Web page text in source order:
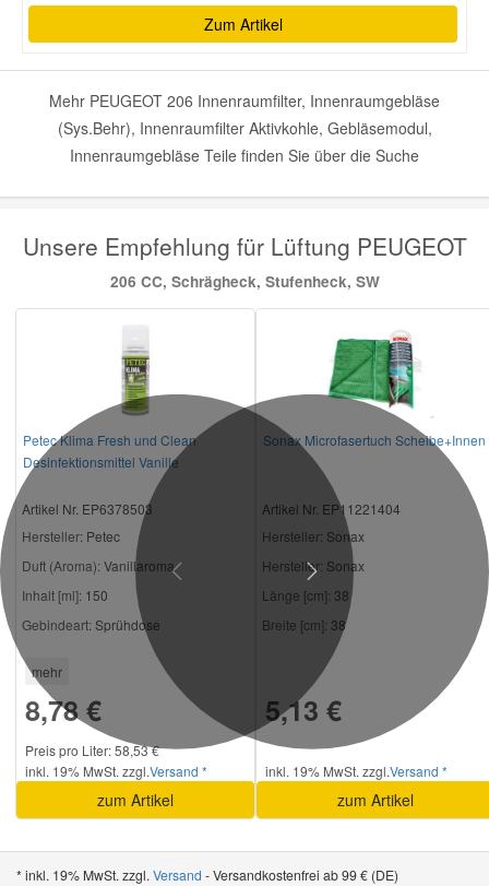
Zum Artikel
Mehr PEUGEOT 206 Innenraumfilter, Innenraumgebläse
(Sys.Behr), Innenraumfilter Aktivkohle, Gebläsemodul,
Innenraumgebläse Teile finden Sie über die Suche
Unsere Empfehlung für Lüftung PEUGEOT
206 CC, Schrägheck, Stufenheck, SW
Petec Klima Fresh und Clean
Desinfektionsmittel Vanille
Artikel Nr. EP6378503
Hersteller: Petec
Duft (Aroma): Vanillaroma
Inhalt [ml]: 150
Gebindeart: Sprühdose
mehr
8,78 €
Preis pro Liter: 58,53 €
inkl. 19% MwSt. zzgl.Versand *
zum Artikel
Sonax Microfasertuch Scheibe+Innen
Artikel Nr. EP11221404
Hersteller: Sonax
Hersteller: Sonax
Länge [cm]: 38
Breite [cm]: 38
5,13 €
inkl. 19% MwSt. zzgl.Versand *
zum Artikel
Previous Next
* inkl. 19% MwSt. zzgl. Versand - Versandkostenfrei ab 99 € (DE)